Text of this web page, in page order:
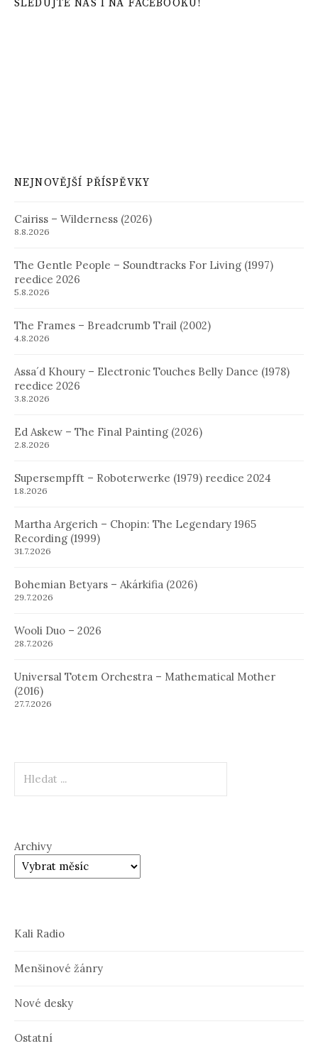
SLEDUJTE NÁS I NA FACEBOOKU!
NEJNOVĚJŠÍ PŘÍSPĚVKY
Cairiss – Wilderness (2026)
8.8.2026
The Gentle People – Soundtracks For Living (1997)
reedice 2026
5.8.2026
The Frames – Breadcrumb Trail (2002)
4.8.2026
Assa´d Khoury – Electronic Touches Belly Dance (1978)
reedice 2026
3.8.2026
Ed Askew – The Final Painting (2026)
2.8.2026
Supersempfft – Roboterwerke (1979) reedice 2024
1.8.2026
Martha Argerich – Chopin: The Legendary 1965
Recording (1999)
31.7.2026
Bohemian Betyars – Akárkifia (2026)
29.7.2026
Wooli Duo – 2026
28.7.2026
Universal Totem Orchestra – Mathematical Mother
(2016)
27.7.2026
Archivy
Kali Radio
Menšinové žánry
Nové desky
Ostatní